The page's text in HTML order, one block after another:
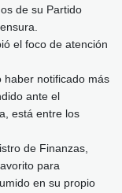
de su Partido
el foco de atención
haber notificado más
ante el
está entre los
de Finanzas,
para
en su propio